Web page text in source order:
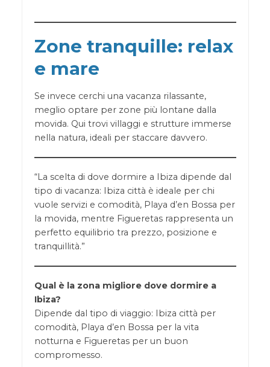
Zone tranquille: relax
e mare
Se invece cerchi una vacanza rilassante,
meglio optare per zone più lontane dalla
movida. Qui trovi villaggi e strutture immerse
nella natura, ideali per staccare davvero.
“La scelta di dove dormire a Ibiza dipende dal
tipo di vacanza: Ibiza città è ideale per chi
vuole servizi e comodità, Playa d’en Bossa per
la movida, mentre Figueretas rappresenta un
perfetto equilibrio tra prezzo, posizione e
tranquillità.”
Qual è la zona migliore dove dormire a
Ibiza?
Dipende dal tipo di viaggio: Ibiza città per
comodità, Playa d’en Bossa per la vita
notturna e Figueretas per un buon
compromesso.